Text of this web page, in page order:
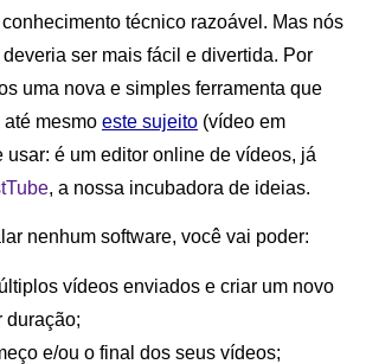
técnico razoável. Mas nós
ser mais fácil e divertida. Por
uma nova e simples ferramenta que
até mesmo este sujeito (vídeo em
usar: é um editor online de vídeos, já
, a nossa incubadora de ideias.
nenhum software, você vai poder:
vídeos enviados e criar um novo
duração;
e/ou o final dos seus vídeos;